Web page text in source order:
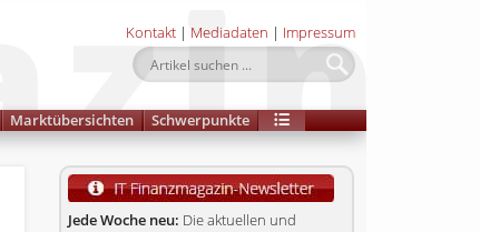
Kontakt | Mediadaten | Impressum
Marktübersichten Schwerpunkte
Jede Woche neu: Die aktuellen und